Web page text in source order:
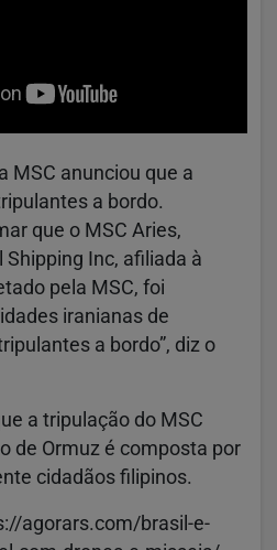
MSC anunciou que a
a bordo.
que o MSC Aries,
Inc, afiliada à
pela MSC, foi
iranianas de
a bordo”, diz o
a tripulação do MSC
de Ormuz é composta por
cidadãos filipinos.
agorars.com/brasil-e-